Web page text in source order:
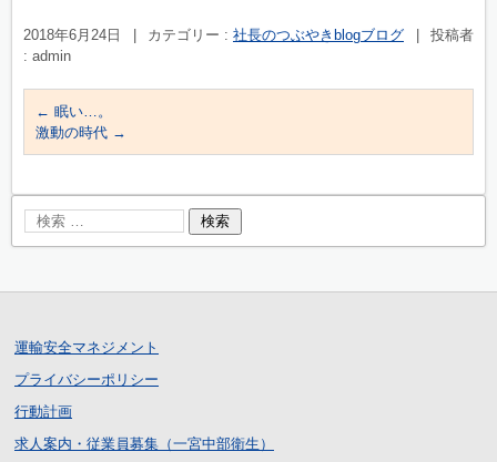
2018年6月24日 カテゴリー : 社長のつぶやきblogブログ
投稿者
: admin
← 眠い…。
激動の時代 →
運輸安全マネジメント
プライバシーポリシー
行動計画
求人案内・従業員募集（一宮中部衛生）